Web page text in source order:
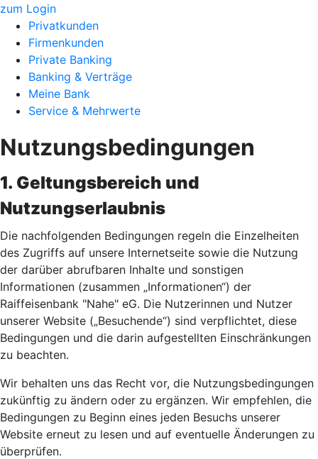
zum Login
Privatkunden
Firmenkunden
Private Banking
Banking & Verträge
Meine Bank
Service & Mehrwerte
Nutzungsbedingungen
1. Geltungsbereich und
Nutzungserlaubnis
Die nachfolgenden Bedingungen regeln die Einzelheiten
des Zugriffs auf unsere Internetseite sowie die Nutzung
der darüber abrufbaren Inhalte und sonstigen
Informationen (zusammen „Informationen“) der
Raiffeisenbank "Nahe" eG. Die Nutzerinnen und Nutzer
unserer Website („Besuchende“) sind verpflichtet, diese
Bedingungen und die darin aufgestellten Einschränkungen
zu beachten.
Wir behalten uns das Recht vor, die Nutzungsbedingungen
zukünftig zu ändern oder zu ergänzen. Wir empfehlen, die
Bedingungen zu Beginn eines jeden Besuchs unserer
Website erneut zu lesen und auf eventuelle Änderungen zu
überprüfen.